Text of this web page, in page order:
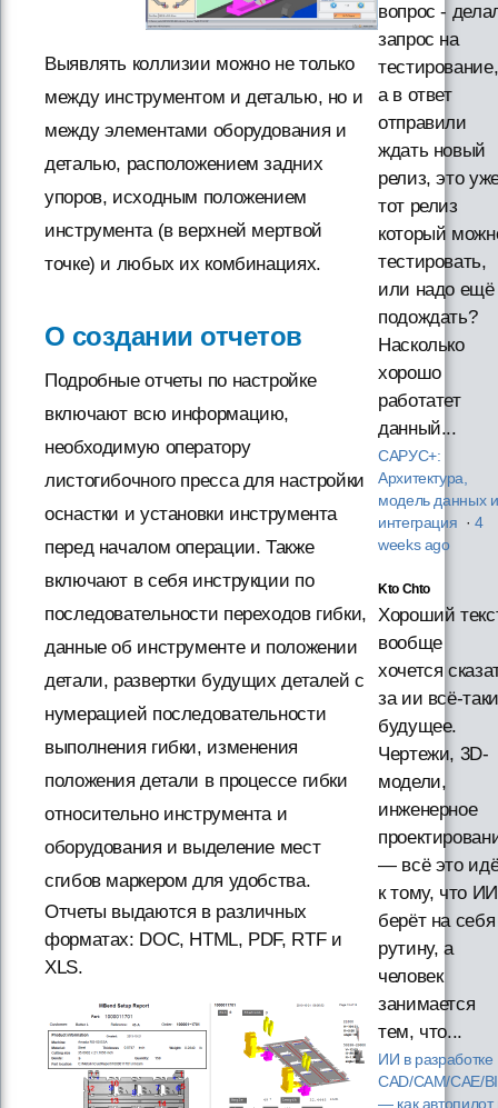
Выявлять коллизии можно не только
между инструментом и деталью, но и
между элементами оборудования и
деталью, расположением задних
упоров, исходным положением
инструмента (в верхней мертвой
точке) и любых их комбинациях.
О создании отчетов
Подробные отчеты по настройке
включают всю информацию,
необходимую оператору
листогибочного пресса для настройки
оснастки и установки инструмента
перед началом операции. Также
включают в себя инструкции по
последовательности переходов гибки,
данные об инструменте и положении
детали, развертки будущих деталей с
нумерацией последовательности
выполнения гибки, изменения
положения детали в процессе гибки
относительно инструмента и
оборудования и выделение мест
сгибов маркером для удобства.
Отчеты выдаются в различных
форматах: DOC, HTML, PDF, RTF и
XLS.
вопрос -
запрос на
тестирование,
а в ответ
отправили
ждать новый
релиз, это
тот релиз
который
тестировать,
или надо ещё
подождать?
Насколько
хорошо
работатет
данный...
САРУС+:
Архитектура,
модель данных и
интеграция · 4
weeks ago
Kto Chto
Хороший
вообще
хочется
за ии всё-таки
будущее.
Чертежи, 3D-
модели,
инженерное
— всё это
к тому, что ИИ
берёт на себя
рутину, а
человек
занимается
тем, что...
ИИ в разработке
CAD/CAM/CAE/
— как автопилот